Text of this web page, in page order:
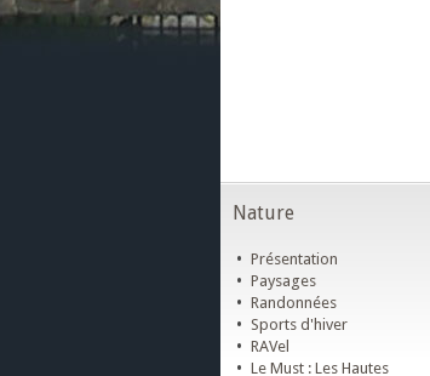
Nature
• Présentation
• Paysages
• Randonnées
• Sports d'hiver
• RAVel
• Le Must : Les Hautes